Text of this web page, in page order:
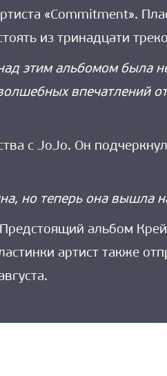
«Commitment».
из тринадцати
этим альбомом была
впечатлений
с JoJo. Он
но теперь она вышла
альбом
артист также